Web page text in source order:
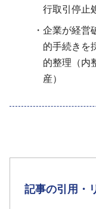
行取引停止
企業が経営
的手続きを
的整理（内
産）
記事の引用・